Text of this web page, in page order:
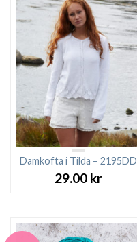
Damkofta i Tilda – 2195DD
29.00 kr